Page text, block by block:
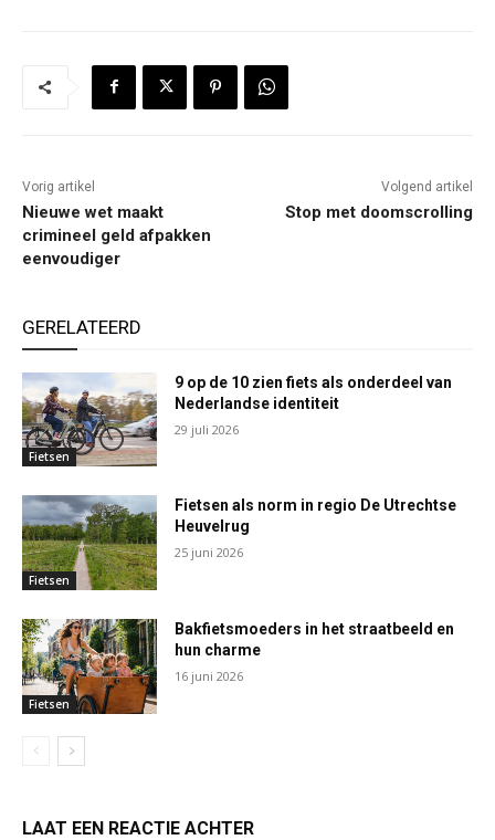
Vorig artikel
Nieuwe wet maakt
crimineel geld afpakken
eenvoudiger
Volgend artikel
Stop met doomscrolling
GERELATEERD
Fietsen
9 op de 10 zien fiets als onderdeel van
Nederlandse identiteit
29 juli 2026
Fietsen
Fietsen als norm in regio De Utrechtse
Heuvelrug
25 juni 2026
Fietsen
Bakfietsmoeders in het straatbeeld en
hun charme
16 juni 2026
LAAT EEN REACTIE ACHTER